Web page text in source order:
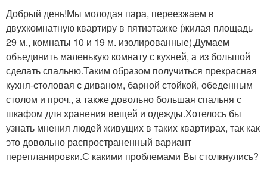
Добрый день!Мы молодая пара, переезжаем в
двухкомнатную квартиру в пятиэтажке (жилая площадь
29 м., комнаты 10 и 19 м. изолированные).Думаем
объединить маленькую комнату с кухней, а из большой
сделать спальню.Таким образом получиться прекрасная
кухня-столовая с диваном, барной стойкой, обеденным
столом и проч., а также довольно большая спальня с
шкафом для хранения вещей и одежды.Хотелось бы
узнать мнения людей живущих в таких квартирах, так как
это довольно распространенный вариант
перепланировки.С какими проблемами Вы столкнулись?